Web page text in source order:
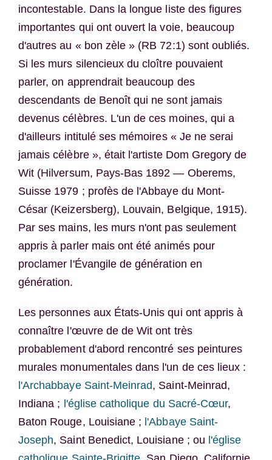
incontestable. Dans la longue liste des figures
importantes qui ont ouvert la voie, beaucoup
d'autres au « bon zèle » (RB 72:1) sont oubliés.
Si les murs silencieux du cloître pouvaient
parler, on apprendrait beaucoup des
descendants de Benoît qui ne sont jamais
devenus célèbres. L'un de ces moines, qui a
d'ailleurs intitulé ses mémoires « Je ne serai
jamais célèbre », était l'artiste Dom Gregory de
Wit (Hilversum, Pays-Bas 1892 — Oberems,
Suisse 1979 ; profès de l'Abbaye du Mont-
César (Keizersberg), Louvain, Belgique, 1915).
Par ses mains, les murs n'ont pas seulement
appris à parler mais ont été animés pour
proclamer l'Évangile de génération en
génération.
Les personnes aux États-Unis qui ont appris à
connaître l'œuvre de de Wit ont très
probablement d'abord rencontré ses peintures
murales monumentales dans l'un de ces lieux :
l'Archabbaye Saint-Meinrad, Saint-Meinrad,
Indiana ; l'église catholique du Sacré-Cœur,
Baton Rouge, Louisiane ; l'Abbaye Saint-
Joseph, Saint Benedict, Louisiane ; ou l'église